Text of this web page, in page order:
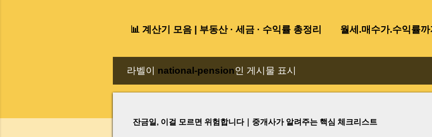
📊 계산기 모음 | 부동산 · 세금 · 수익률 총정리 월세.매수가.수익률
라벨이 national-pension인 게시물 표시
잔금일, 이걸 모르면 위험합니다｜중개사가 알려주는 핵심 체크리스트